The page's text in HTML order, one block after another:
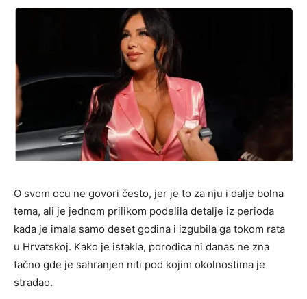
O svom ocu ne govori često, jer je to za nju i dalje bolna
tema, ali je jednom prilikom podelila detalje iz perioda
kada je imala samo deset godina i izgubila ga tokom rata
u Hrvatskoj. Kako je istakla, porodica ni danas ne zna
tačno gde je sahranjen niti pod kojim okolnostima je
stradao.